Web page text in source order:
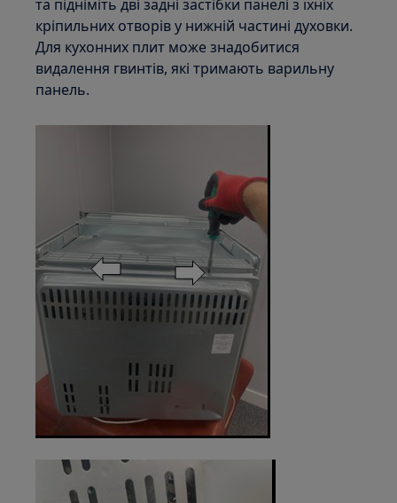
та підніміть дві задні застібки панелі з їхніх
кріпильних отворів у нижній частині духовки.
Для кухонних плит може знадобитися
видалення гвинтів, які тримають варильну
панель.